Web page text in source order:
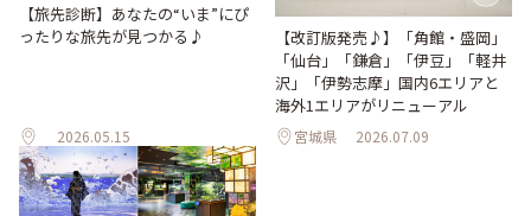
【旅先診断】あなたの“いま”にぴ
ったりな旅先が見つかる♪
2026.05.15
【改訂版発売♪】「角館・盛岡」
「仙台」「鎌倉」「伊豆」「軽井
沢」「伊勢志摩」国内6エリアと
海外1エリアがリニューアル
宮城県 2026.07.09